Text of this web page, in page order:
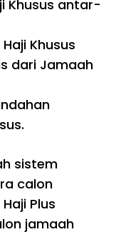
Khusus antar-
Khusus
dari Jamaah
sistem
calon
Plus
jamaah